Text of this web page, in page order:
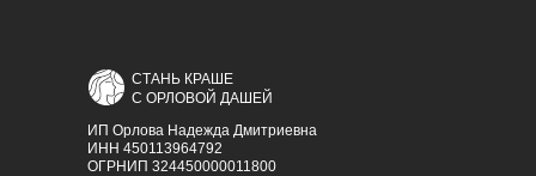
СТАНЬ КРАШЕ
С ОРЛОВОЙ ДАШЕЙ
ИП Орлова Надежда Дмитриевна
ИНН 450113964792
ОГРНИП 324450000011800